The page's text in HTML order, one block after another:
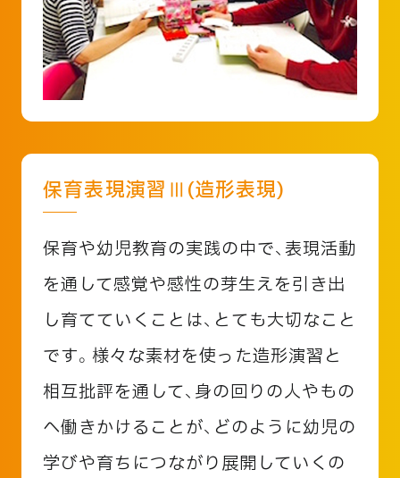
保育表現演習Ⅲ(造形表現)
保育や幼児教育の実践の中で、表現活動
を通して感覚や感性の芽生えを引き出
し育てていくことは、とても大切なこと
です。様々な素材を使った造形演習と
相互批評を通して、身の回りの人やもの
へ働きかけることが、どのように幼児の
学びや育ちにつながり展開していくの